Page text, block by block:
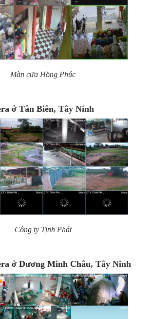
Màn cửa Hồng Phúc
ở Tân Biên, Tây Ninh
Công ty Tịnh Phát
ở Dương Minh Châu, Tây Ninh